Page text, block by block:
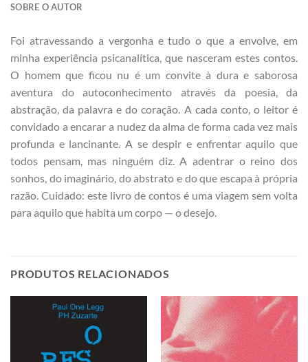
SOBRE O AUTOR
Foi atravessando a vergonha e tudo o que a envolve, em
minha experiência psicanalítica, que nasceram estes contos.
O homem que ficou nu é um convite à dura e saborosa
aventura do autoconhecimento através da poesia, da
abstração, da palavra e do coração. A cada conto, o leitor é
convidado a encarar a nudez da alma de forma cada vez mais
profunda e lancinante. A se despir e enfrentar aquilo que
todos pensam, mas ninguém diz. A adentrar o reino dos
sonhos, do imaginário, do abstrato e do que escapa à própria
razão. Cuidado: este livro de contos é uma viagem sem volta
para aquilo que habita um corpo — o desejo.
PRODUTOS RELACIONADOS